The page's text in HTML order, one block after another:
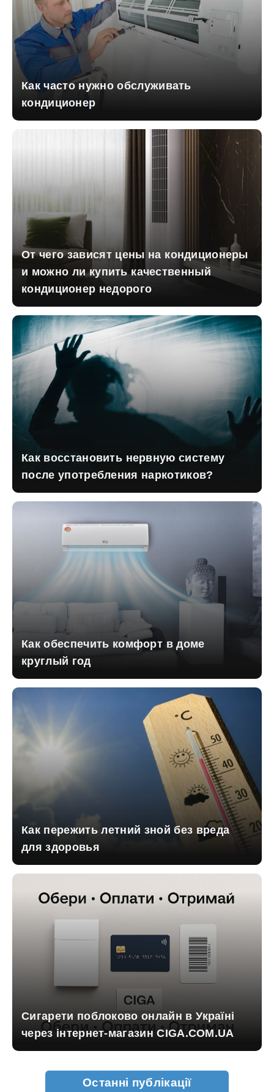
Как часто нужно обслуживать
кондиционер
От чего зависят цены на кондиционеры
и можно ли купить качественный
кондиционер недорого
Как восстановить нервную систему
после употребления наркотиков?
Как обеспечить комфорт в доме
круглый год
Как пережить летний зной без вреда
для здоровья
Сигарети поблоково онлайн в Україні
через інтернет-магазин CIGA.COM.UA
Останні публікації